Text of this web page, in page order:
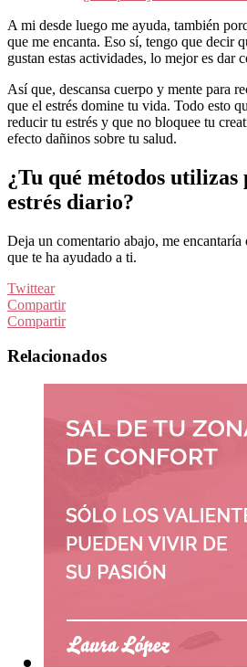
A mi desde luego me ayuda, también
que me encanta. Eso sí, tengo que decir
gustan estas actividades, lo mejor es dar
Así que, descansa cuerpo y mente para
que el estrés domine tu vida. Todo esto
reducir tu estrés y que no bloquee tu
efecto dañinos sobre tu salud.
¿Tu qué métodos
estrés diario?
Deja un comentario abajo, me
que te ha ayudado a ti.
Twittear
Compartir
Compartir
Relacionados